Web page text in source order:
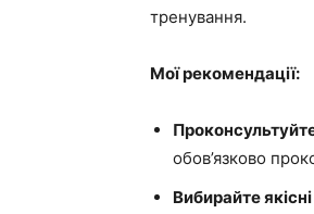
тренування.
Мої рекомендації:
обов’язково
Вибирайте